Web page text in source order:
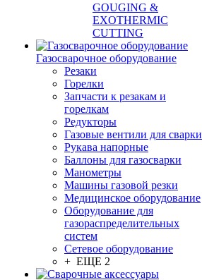
GOUGING &
EXOTHERMIC
CUTTING
Газосварочное оборудование
Резаки
Горелки
Запчасти к резакам и
горелкам
Редукторы
Газовые вентили для сварки
Рукава напорные
Баллоны для газосварки
Манометры
Машины газовой резки
Медицинское оборудование
Оборудование для
газораспределительных
систем
Сетевое оборудование
+ ЕЩЕ 2